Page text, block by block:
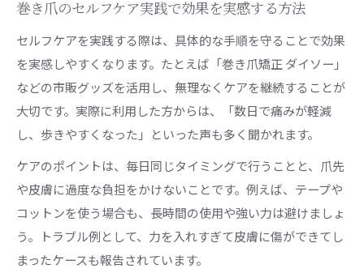
巻き爪のセルフケア実践で効果を実感する方法
セルフケアを実践する際は、具体的な手順を守ることで効果
を実感しやすくなります。たとえば「巻き爪矯正 ダイソー」
などの市販グッズを活用し、無理なくケアを継続することが
大切です。実際に利用した方からは、「数日で痛みが軽減
し、歩きやすくなった」といった声も多く聞かれます。
ケアのポイントは、毎日同じタイミングで行うことと、爪先
や皮膚に過度な負担をかけないことです。例えば、テープや
コットンを使う場合も、長時間の使用や強い力は避けましょ
う。トラブル例として、力を入れすぎて皮膚に傷ができてし
まったケースも報告されています。